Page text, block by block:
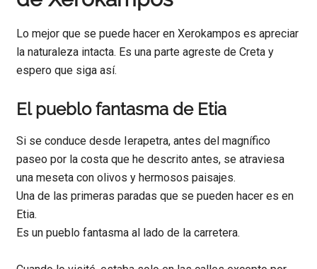
Lo mejor que se puede hacer en Xerokampos es apreciar
la naturaleza intacta. Es una parte agreste de Creta y
espero que siga así.
El pueblo fantasma de Etia
Si se conduce desde Ierapetra, antes del magnífico
paseo por la costa que he descrito antes, se atraviesa
una meseta con olivos y hermosos paisajes.
Una de las primeras paradas que se pueden hacer es en
Etia.
Es un pueblo fantasma al lado de la carretera.